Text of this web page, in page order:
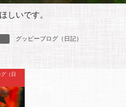
しいです。
グッピーブログ（日記）
（日